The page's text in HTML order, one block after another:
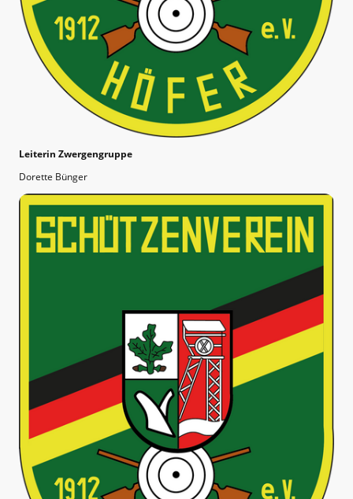
Leiterin Zwergengruppe
Dorette Bünger